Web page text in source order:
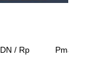
DN / Rp Pmax.